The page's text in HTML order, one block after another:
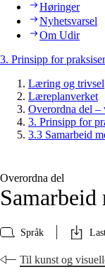
Høringer
Nyhetsvarsel
Om Udir
3. Prinsipp for
Læring og trivsel
Læreplanverket
Overordna del
3. Prinsipp for
3.3 Samarbeid
Overordna del
Språk
Til kunst og